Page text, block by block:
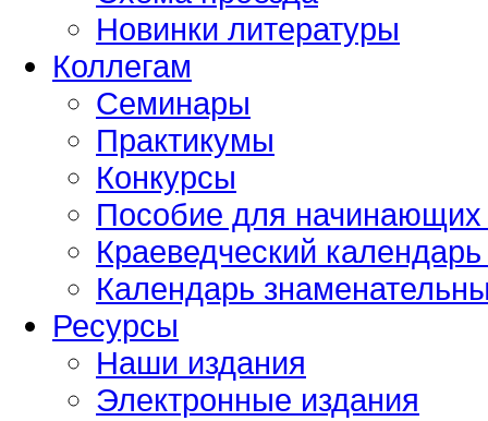
Новинки литературы
Коллегам
Семинары
Практикумы
Конкурсы
Пособие для начинающих
Краеведческий
Календарь
Ресурсы
Наши издания
Электронные издания